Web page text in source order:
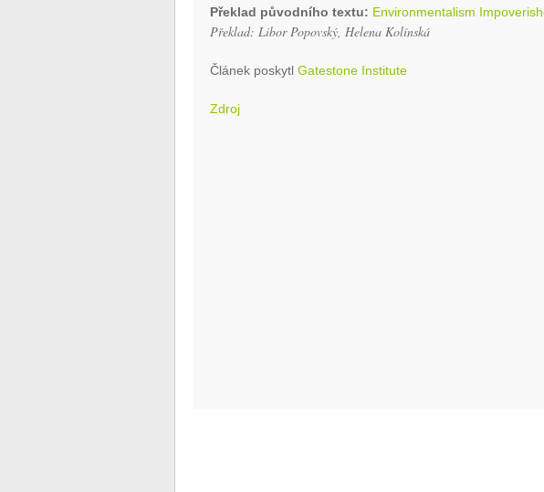
Překlad původního textu: Environmentalism
Překlad: Libor Popovský, Helena Kolínská
Článek poskytlGatestone Institute
Zdroj